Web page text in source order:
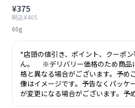
¥375
税込¥405
60g
*店頭の値引き、ポイント、クーポ
ん。 ※デリバリー価格のため商品
格と異なる場合がございます。予
像はイメージです。予告なくパッケ
が変更になる場合がございます。予